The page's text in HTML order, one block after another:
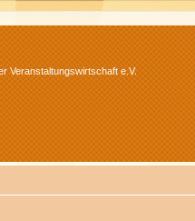
Veranstaltungswirtschaft e.V.